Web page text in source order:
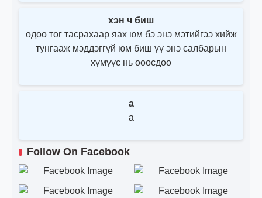
хэн ч биш
одоо тог тасрахаар яах юм бэ энэ мэтийгээ хийж
тунгааж мэддэггүй юм биш үү энэ салбарын
хүмүүс нь өөосдөө
a
a
Follow On Facebook